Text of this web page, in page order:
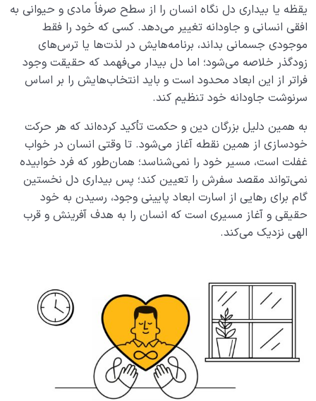
یقظه یا بیداری دل نگاه انسان را از سطح صرفاً مادی و حیوانی به
افقی انسانی و جاودانه تغییر می‌دهد. کسی که خود را فقط
موجودی جسمانی بداند، برنامه‌هایش در لذت‌ها یا ترس‌های
زودگذر خلاصه می‌شود؛ اما دل بیدار می‌فهمد که حقیقت وجود
فراتر از این ابعاد محدود است و باید انتخاب‌هایش را بر اساس
سرنوشت جاودانه خود تنظیم کند.
به همین دلیل بزرگان دین و حکمت تأکید کرده‌اند که هر حرکت
خودسازی از همین نقطه آغاز می‌شود. تا وقتی انسان در خواب
غفلت است، مسیر خود را نمی‌شناسد؛ همان‌طور که فرد خوابیده
نمی‌تواند مقصد سفرش را تعیین کند؛ پس بیداری دل نخستین
گام برای رهایی از اسارت ابعاد پایینی وجود، رسیدن به خود
حقیقی و آغاز مسیری است که انسان را به هدف آفرینش و قرب
الهی نزدیک می‌کند.